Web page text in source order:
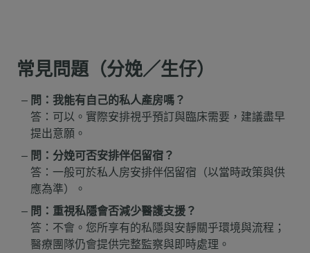
常見問題（分娩／生仔）
問：我能有自己的私人產房嗎？
答：可以。實際安排視乎預訂與臨床需要，建議盡早
提出意願。
問：分娩可否安排伴侶留宿？
答：一般可於私人房安排伴侶留宿（以當時政策與供
應為準）。
問：重視私隱會否減少醫護支援？
答：不會。您所享有的私隱與安靜關乎環境與流程；
醫療團隊仍會提供完整監察與即時處理。